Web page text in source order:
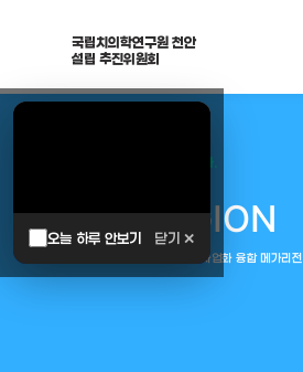
국립치의학연구원 천안
설립 추진위원회
오늘 하루 안보기 닫기 ✕
대한민국은 두번이나 약속하였습니다.
MEGAREGION
중부권 전체를 잇는 연구–임상–평가–사업화 융합 메가리전